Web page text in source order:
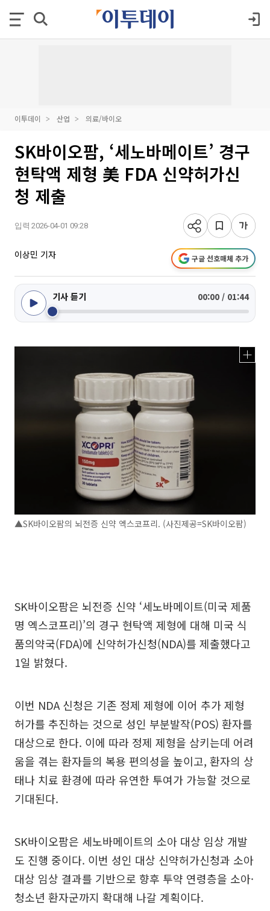
이투데이 산업 의료/바이오
SK바이오팜, ‘세노바메이트’ 경구
현탁액 제형 美 FDA 신약허가신
청 제출
입력 2026-04-01 09:28
이상민 기자 구글 선호매체 추가
기사 듣기 00:00 / 01:44
▲SK바이오팜의 뇌전증 신약 엑스코프리. (사진제공=SK바이오팜)
SK바이오팜은 뇌전증 신약 ‘세노바메이트(미국 제품
명 엑스코프리)’의 경구 현탁액 제형에 대해 미국 식
품의약국(FDA)에 신약허가신청(NDA)를 제출했다고
1일 밝혔다.
이번 NDA 신청은 기존 정제 제형에 이어 추가 제형
허가를 추진하는 것으로 성인 부분발작(POS) 환자를
대상으로 한다. 이에 따라 정제 제형을 삼키는데 어려
움을 겪는 환자들의 복용 편의성을 높이고, 환자의 상
태나 치료 환경에 따라 유연한 투여가 가능할 것으로
기대된다.
SK바이오팜은 세노바메이트의 소아 대상 임상 개발
도 진행 중이다. 이번 성인 대상 신약허가신청과 소아
대상 임상 결과를 기반으로 향후 투약 연령층을 소아·
청소년 환자군까지 확대해 나갈 계획이다.